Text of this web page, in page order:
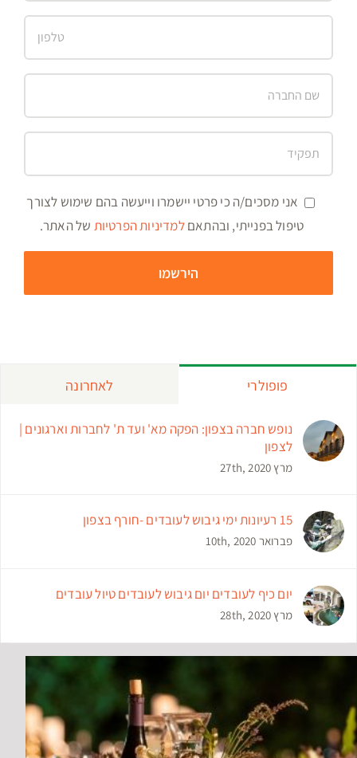
אני מסכים/ה כי פרטי יישמרו וייעשה בהם שימוש לצורך
טיפול בפנייתי, ובהתאםלמדיניות הפרטיות של האתר.
פופולרי לאחרונה
נופש חברה בצפון: הפקה מא' ועד ת' לחברות וארגונים |
לצפון
מרץ 27th, 2020
15 רעיונות ימי גיבוש לעובדים -חורף בצפון
פברואר 10th, 2020
יום כיף לעובדים יום גיבוש לעובדים טיול עובדים
מרץ 28th, 2020